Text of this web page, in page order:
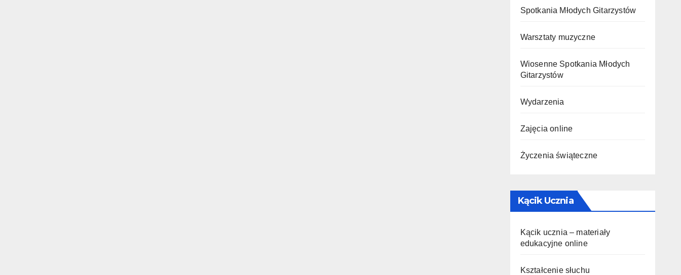
Spotkania Młodych Gitarzystów
Warsztaty muzyczne
Wiosenne Spotkania Młodych
Gitarzystów
Wydarzenia
Zajęcia online
Życzenia świąteczne
Kącik Ucznia
Kącik ucznia – materiały
edukacyjne online
Kształcenie słuchu